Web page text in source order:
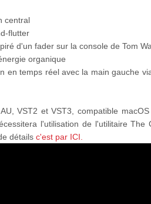
central
flutter
d'un fader sur la console de Tom
organique
temps réel avec la main gauche
VST2 et VST3, compatible
l'utilisation de l'utilitaire The
détails c'est par ICI.